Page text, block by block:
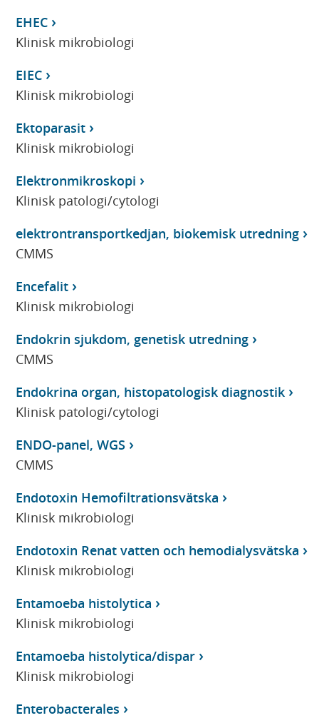
EHEC
Klinisk mikrobiologi
EIEC
Klinisk mikrobiologi
Ektoparasit
Klinisk mikrobiologi
Elektronmikroskopi
Klinisk patologi/cytologi
elektrontransportkedjan, biokemisk utredning
CMMS
Encefalit
Klinisk mikrobiologi
Endokrin sjukdom, genetisk utredning
CMMS
Endokrina organ, histopatologisk diagnostik
Klinisk patologi/cytologi
ENDO-panel, WGS
CMMS
Endotoxin Hemofiltrationsvätska
Klinisk mikrobiologi
Endotoxin Renat vatten och hemodialysvätska
Klinisk mikrobiologi
Entamoeba histolytica
Klinisk mikrobiologi
Entamoeba histolytica/dispar
Klinisk mikrobiologi
Enterobacterales